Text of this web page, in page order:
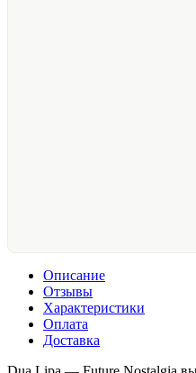
Описание
Отзывы
Характеристики
Оплата
Доставка